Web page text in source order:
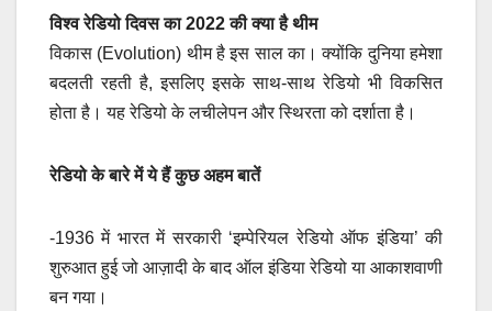
विश्व रेडियो दिवस का 2022 की क्या है थीम
विकास (Evolution) थीम है इस साल का। क्योंकि दुनिया हमेशा
बदलती रहती है, इसलिए इसके साथ-साथ रेडियो भी विकसित
होता है। यह रेडियो के लचीलेपन और स्थिरता को दर्शाता है।
रेडियो के बारे में ये हैं कुछ अहम बातें
-1936 में भारत में सरकारी ‘इम्पेरियल रेडियो ऑफ इंडिया’ की
शुरुआत हुई जो आज़ादी के बाद ऑल इंडिया रेडियो या आकाशवाणी
बन गया।